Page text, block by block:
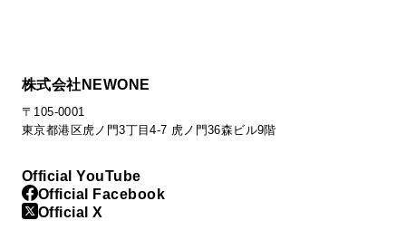
株式会社NEWONE
〒105-0001
東京都港区虎ノ門3丁目4-7 虎ノ門36森ビル9階
Official YouTube
Official Facebook
Official X